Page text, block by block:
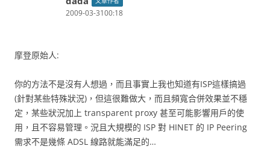
2009-03-3100:18
摩登原始人:
你的方法不是沒有人想過，而且事實上我也知道有ISP這樣搞過
(針對某些特殊狀況)，但這很難做大，而且頻寬合併效果並不穩
定，某些狀況加上 transparent proxy 甚至可能影響用戶的使
用，且不容易管理。況且大規模的 ISP 對 HINET 的 IP Peering
需求不是幾條 ADSL 線路就能滿足的…